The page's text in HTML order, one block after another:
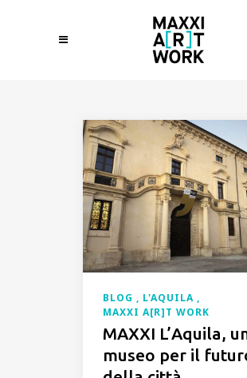
BLOG
L'AQUILA
MAXXI A[R]T WORK
MAXXI L’Aquila,
museo per il